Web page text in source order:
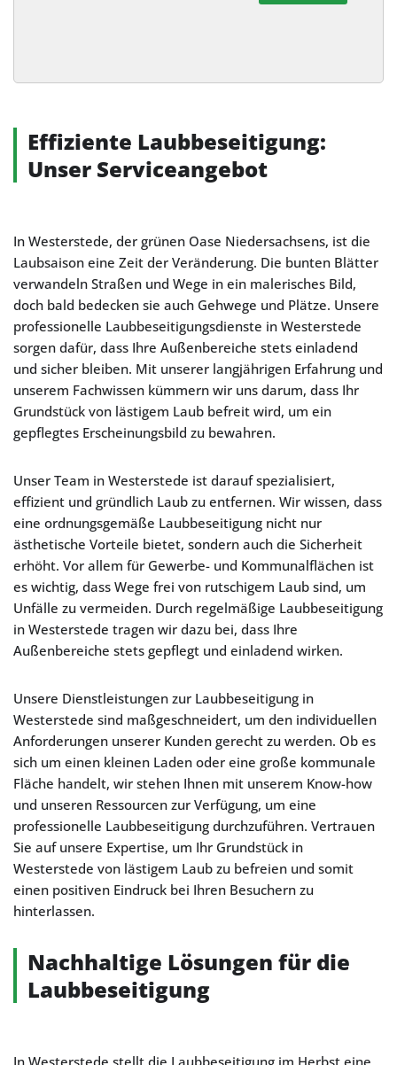
Alternative:
Effiziente Laubbeseitigung:
Unser Serviceangebot
In Westerstede, der grünen Oase Niedersachsens, ist die
Laubsaison eine Zeit der Veränderung. Die bunten Blätter
verwandeln Straßen und Wege in ein malerisches Bild,
doch bald bedecken sie auch Gehwege und Plätze. Unsere
professionelle Laubbeseitigungsdienste in Westerstede
sorgen dafür, dass Ihre Außenbereiche stets einladend
und sicher bleiben. Mit unserer langjährigen Erfahrung und
unserem Fachwissen kümmern wir uns darum, dass Ihr
Grundstück von lästigem Laub befreit wird, um ein
gepflegtes Erscheinungsbild zu bewahren.
Unser Team in Westerstede ist darauf spezialisiert,
effizient und gründlich Laub zu entfernen. Wir wissen, dass
eine ordnungsgemäße Laubbeseitigung nicht nur
ästhetische Vorteile bietet, sondern auch die Sicherheit
erhöht. Vor allem für Gewerbe- und Kommunalflächen ist
es wichtig, dass Wege frei von rutschigem Laub sind, um
Unfälle zu vermeiden. Durch regelmäßige Laubbeseitigung
in Westerstede tragen wir dazu bei, dass Ihre
Außenbereiche stets gepflegt und einladend wirken.
Unsere Dienstleistungen zur Laubbeseitigung in
Westerstede sind maßgeschneidert, um den individuellen
Anforderungen unserer Kunden gerecht zu werden. Ob es
sich um einen kleinen Laden oder eine große kommunale
Fläche handelt, wir stehen Ihnen mit unserem Know-how
und unseren Ressourcen zur Verfügung, um eine
professionelle Laubbeseitigung durchzuführen. Vertrauen
Sie auf unsere Expertise, um Ihr Grundstück in
Westerstede von lästigem Laub zu befreien und somit
einen positiven Eindruck bei Ihren Besuchern zu
hinterlassen.
Nachhaltige Lösungen für die
Laubbeseitigung
In Westerstede stellt die Laubbeseitigung im Herbst eine